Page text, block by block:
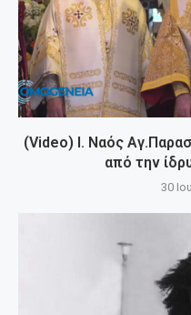
(Video) Ι. Ναός
από την
30